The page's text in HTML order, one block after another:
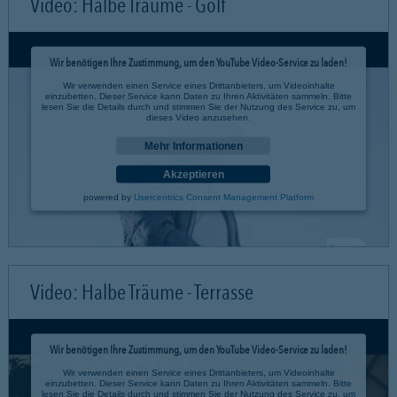
Wir benötigen Ihre Zustimmung, um den YouTube Video-Service zu laden!
Wir verwenden einen Service eines Drittanbieters, um Videoinhalte
einzubetten. Dieser Service kann Daten zu Ihren Aktivitäten sammeln. Bitte
lesen Sie die Details durch und stimmen Sie der Nutzung des Service zu, um
dieses Video anzusehen.
Mehr Informationen
Akzeptieren
powered by Usercentrics Consent Management Platform
Video: Halbe Träume - Terrasse
Wir benötigen Ihre Zustimmung, um den YouTube Video-Service zu laden!
Wir verwenden einen Service eines Drittanbieters, um Videoinhalte
einzubetten. Dieser Service kann Daten zu Ihren Aktivitäten sammeln. Bitte
lesen Sie die Details durch und stimmen Sie der Nutzung des Service zu, um